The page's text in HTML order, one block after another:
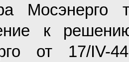
к
от 17/